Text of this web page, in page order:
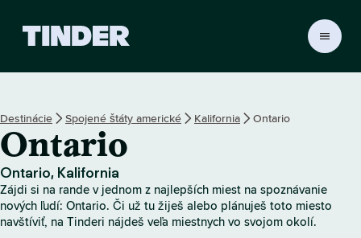
s
b
r
a
Destinácie Spojené štáty americké Kalifornia Ontario
Ontario
Ontario, Kalifornia
Zájdi si na rande v jednom z najlepších miest na spoznávanie
nových ľudí: Ontario. Či už tu žiješ alebo plánuješ toto miesto
navštíviť, na Tinderi nájdeš veľa miestnych vo svojom okolí.